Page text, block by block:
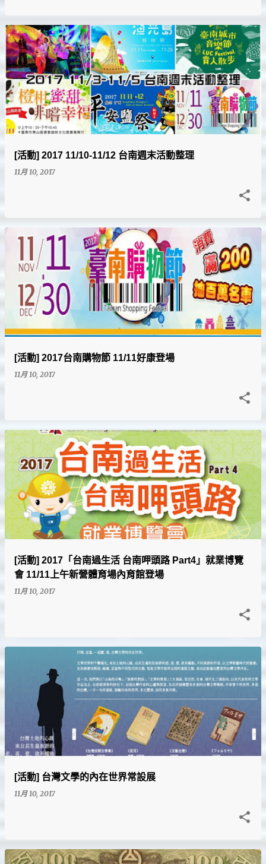
[活動] 2017 11/10-11/12 台南週末活動整理
11月 10, 2017
[活動] 2017台南購物節 11/11好康登場
11月 10, 2017
[活動] 2017「台南過生活 台南呷頭路 Part4」就業博覽
會 11/11上午新營體育場內育館登場
11月 10, 2017
[活動] 台灣文學的內在世界常設展
11月 10, 2017